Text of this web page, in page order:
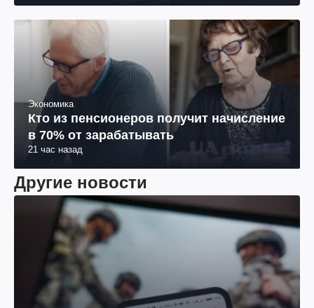
Экономика
Кто из пенсионеров получит начисление
в 70% от зарабатывать
21 час назад
Другие новости